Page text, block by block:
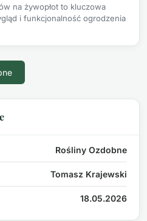
na żywopłot to kluczowa
i funkcjonalność ogrodzenia
Rośliny Ozdobne
Tomasz Krajewski
18.05.2026